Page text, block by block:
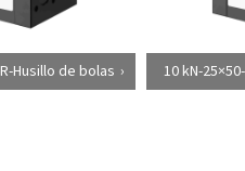
Husillo de bolas 10 kN-